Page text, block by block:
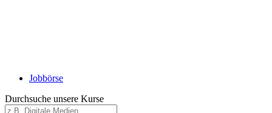
Jobbörse
Durchsuche unsere Kurse